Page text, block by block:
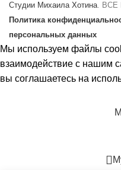
Студии Михаила Хотина. ВСЕ
Политика
персональных данных
Мы используем файлы
взаимодействие с нашим
вы соглашаетесь на